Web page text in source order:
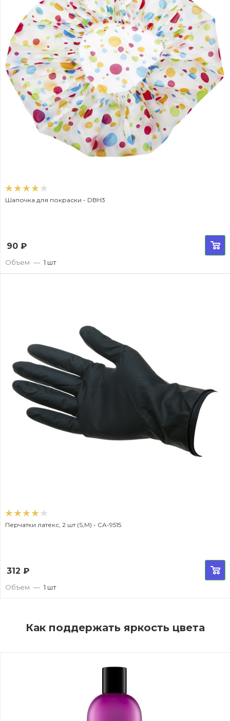
Шапочка для покраски - DBH3
90 ₽
Объем — 1 шт
Перчатки латекс, 2 шт (S,M) - CA-9515
312 ₽
Объем — 1 шт
Как поддержать яркость цвета